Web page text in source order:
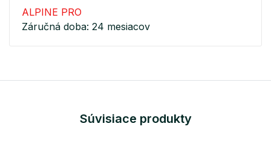
ALPINE PRO
Záručná doba: 24 mesiacov
Súvisiace produkty